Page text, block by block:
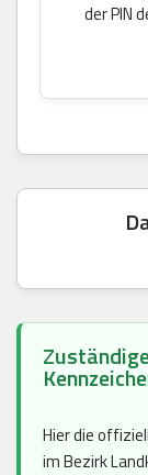
der PIN
Hier die
im Bezirk